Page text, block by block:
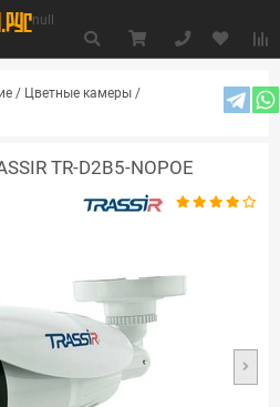
null
/ Цветные камеры /
TR-D2B5-NOPOE